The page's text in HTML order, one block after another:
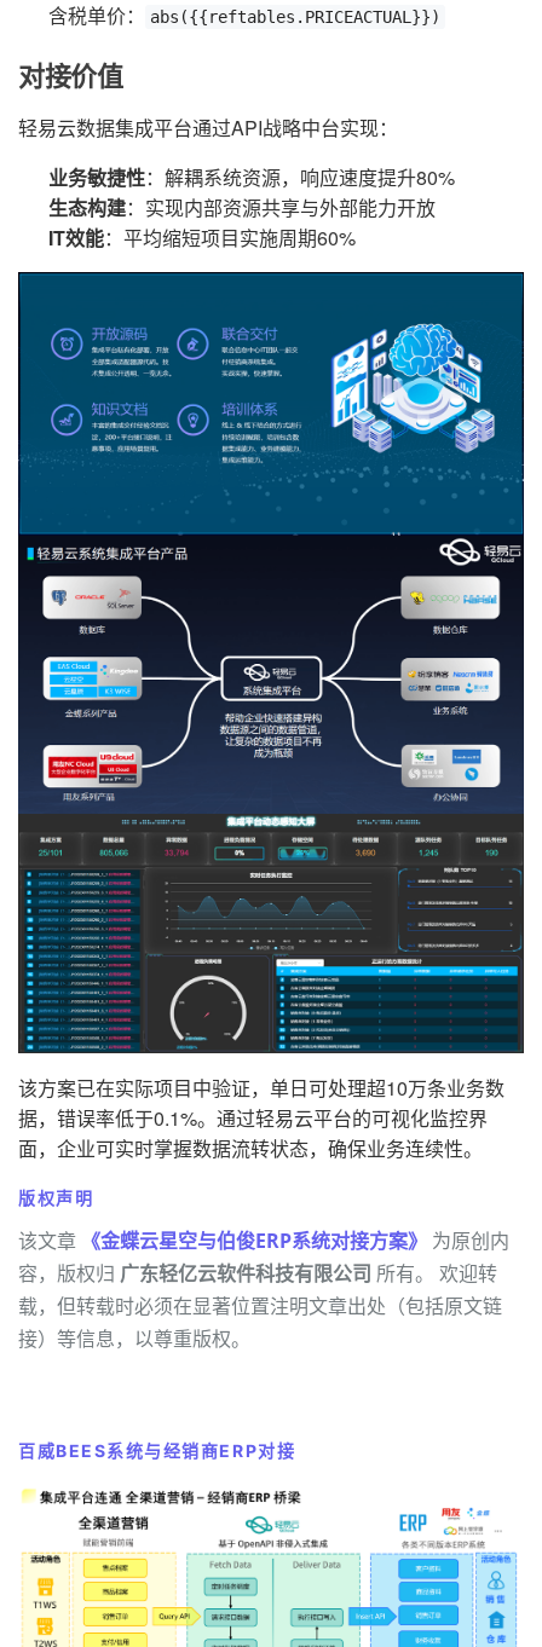
含税单价： abs({{reftables.PRICEACTUAL}})
对接价值
轻易云数据集成平台通过API战略中台实现：
业务敏捷性：解耦系统资源，响应速度提升80%
生态构建：实现内部资源共享与外部能力开放
IT效能：平均缩短项目实施周期60%
该方案已在实际项目中验证，单日可处理超10万条业务数
据，错误率低于0.1%。通过轻易云平台的可视化监控界
面，企业可实时掌握数据流转状态，确保业务连续性。
版权声明
该文章 《金蝶云星空与伯俊ERP系统对接方案》 为原创内
容，版权归 广东轻亿云软件科技有限公司 所有。 欢迎转
载，但转载时必须在显著位置注明文章出处（包括原文链
接）等信息，以尊重版权。
百威BEES系统与经销商ERP对接